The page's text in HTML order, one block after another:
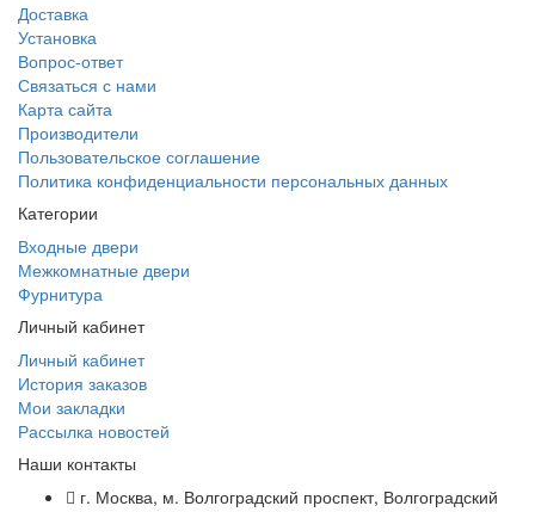
Доставка
Установка
Вопрос-ответ
Связаться с нами
Карта сайта
Производители
Пользовательское соглашение
Политика конфиденциальности персональных данных
Категории
Входные двери
Межкомнатные двери
Фурнитура
Личный кабинет
Личный кабинет
История заказов
Мои закладки
Рассылка новостей
Наши контакты
г. Москва, м. Волгоградский проспект, Волгоградский